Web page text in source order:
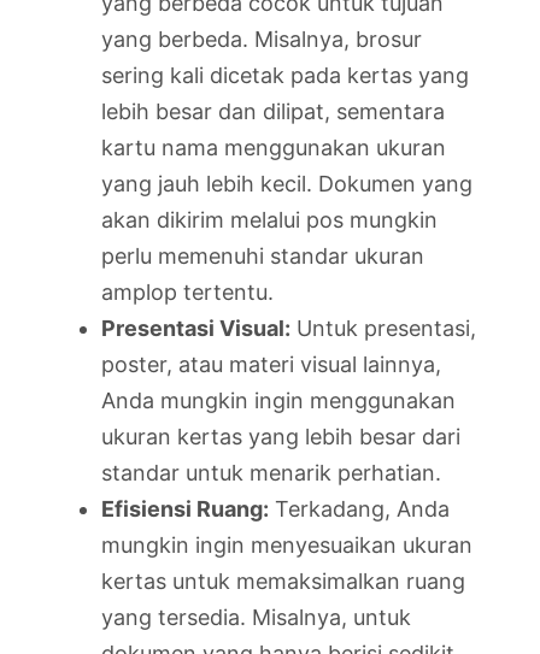
yang berbeda. Misalnya, brosur
sering kali dicetak pada kertas yang
lebih besar dan dilipat, sementara
kartu nama menggunakan ukuran
yang jauh lebih kecil. Dokumen yang
akan dikirim melalui pos mungkin
perlu memenuhi standar ukuran
amplop tertentu.
Presentasi Visual: Untuk presentasi,
poster, atau materi visual lainnya,
Anda mungkin ingin menggunakan
ukuran kertas yang lebih besar dari
standar untuk menarik perhatian.
Efisiensi Ruang: Terkadang, Anda
mungkin ingin menyesuaikan ukuran
kertas untuk memaksimalkan ruang
yang tersedia. Misalnya, untuk